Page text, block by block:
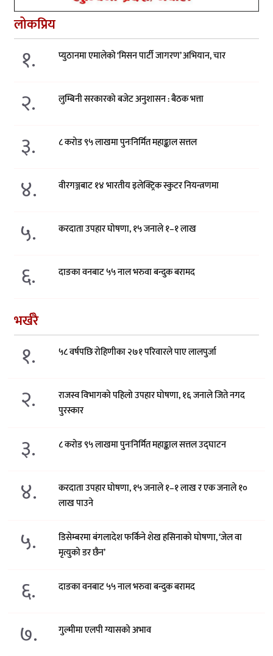
लोकप्रिय
१. प्युठानमा एमालेको ‘मिसन पार्टी जागरण’ अभियान, चार
२. लुम्बिनी सरकारको बजेट अनुशासन : बैठक भत्ता
३. ८ करोड ९५ लाखमा पुनःनिर्मित महाङ्काल सत्तल
४. वीरगञ्जबाट १४ भारतीय इलेक्ट्रिक स्कुटर नियन्त्रणमा
५. करदाता उपहार घोषणा, १५ जनाले १–१ लाख
६. दाङका वनबाट ५५ नाल भरुवा बन्दुक बरामद
भर्खरै
१. ५८ वर्षपछि रोहिणीका २७१ परिवारले पाए लालपुर्जा
२.
राजस्व विभागको पहिलो उपहार घोषणा, १६ जनाले जिते नगद
पुरस्कार
३. ८ करोड ९५ लाखमा पुनःनिर्मित महाङ्काल सत्तल उद्घाटन
४.
करदाता उपहार घोषणा, १५ जनाले १–१ लाख र एक जनाले १०
लाख पाउने
५.
डिसेम्बरमा बंगलादेश फर्किने शेख हसिनाको घोषणा, ‘जेल वा
मृत्युको डर छैन’
६. दाङका वनबाट ५५ नाल भरुवा बन्दुक बरामद
७. गुल्मीमा एलपी ग्यासको अभाव